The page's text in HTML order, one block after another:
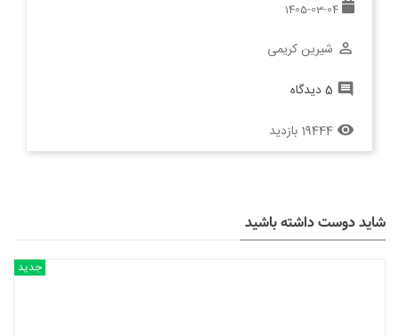
1405-03-04
perm_identity شیرین کریمی
comment 5 دیدگاه
remove_red_eye 19444 بازدید
شاید دوست داشته باشید
جدید